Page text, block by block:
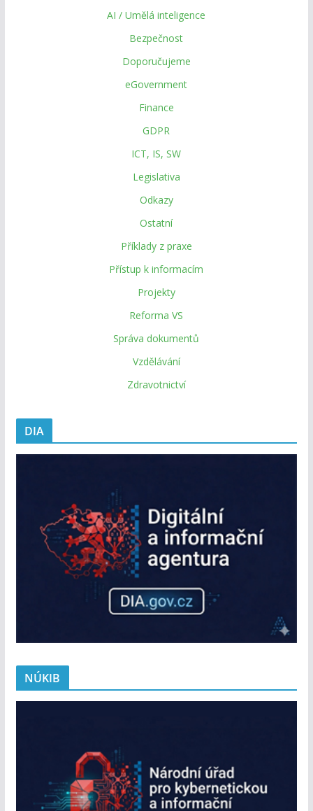
AI / Umělá inteligence
Bezpečnost
Doporučujeme
eGovernment
Finance
GDPR
ICT, IS, SW
Legislativa
Odkazy
Ostatní
Příklady z praxe
Přístup k informacím
Projekty
Reforma VS
Správa dokumentů
Vzdělávání
Zdravotnictví
DIA
NÚKIB